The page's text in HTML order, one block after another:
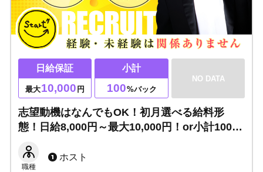
日給保証
最大10,000 円
小計
100%バック
NO DATA
志望動機はなんでもOK！初月選べる給料形
態！日給8,000円～最大10,000円！or小計100%
備！有給休暇・大型連休もございます！
職種
ホスト